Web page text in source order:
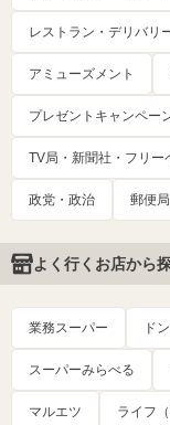
レストラン・デリバリ
アミューズメント
プレゼントキャンペー
TV局・新聞社・フリー
政党・政治 郵便局
よく行くお店から
業務スーパー ド
スーパーみらべる
マルエツ ライフ